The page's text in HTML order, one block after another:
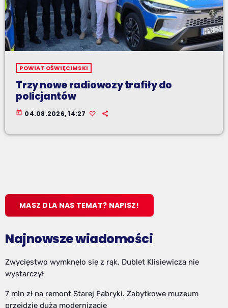
POWIAT OŚWIĘCIMSKI
Trzy nowe radiowozy trafiły do
policjantów
today 04.08.2026, 14:27
MASZ DLA NAS TEMAT? NAPISZ!
Najnowsze wiadomości
Zwycięstwo wymknęło się z rąk. Dublet Klisiewicza nie
wystarczył
7 mln zł na remont Starej Fabryki. Zabytkowe muzeum
przejdzie dużą modernizację